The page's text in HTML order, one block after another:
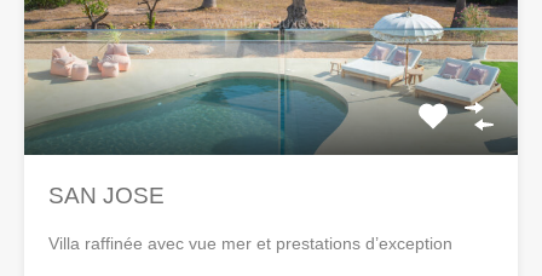
SAN JOSE
Villa raffinée avec vue mer et prestations d’exception